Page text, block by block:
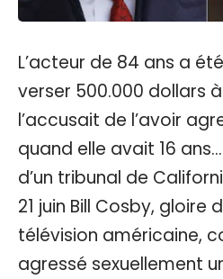
L’acteur de 84 ans a
verser 500.000 dollars
l’accusait de l’avoir
quand elle avait 16 ans…
d’un tribunal de
21 juin Bill Cosby, gloire
télévision américaine,
agressé sexuellement